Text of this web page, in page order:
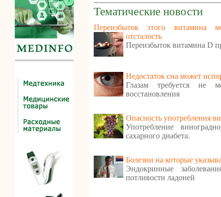
Тематические новости
Переизбыток этого витамина
отсталость
Переизбыток витамина D
Недостаток сна может
Глазам требуется не
восстановления
Опасность употребления
Употребление
сахарного диабета.
Болезни на которые
Эндокринные
потливости ладоней